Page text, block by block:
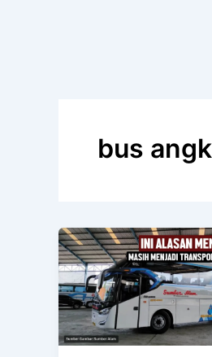
bus